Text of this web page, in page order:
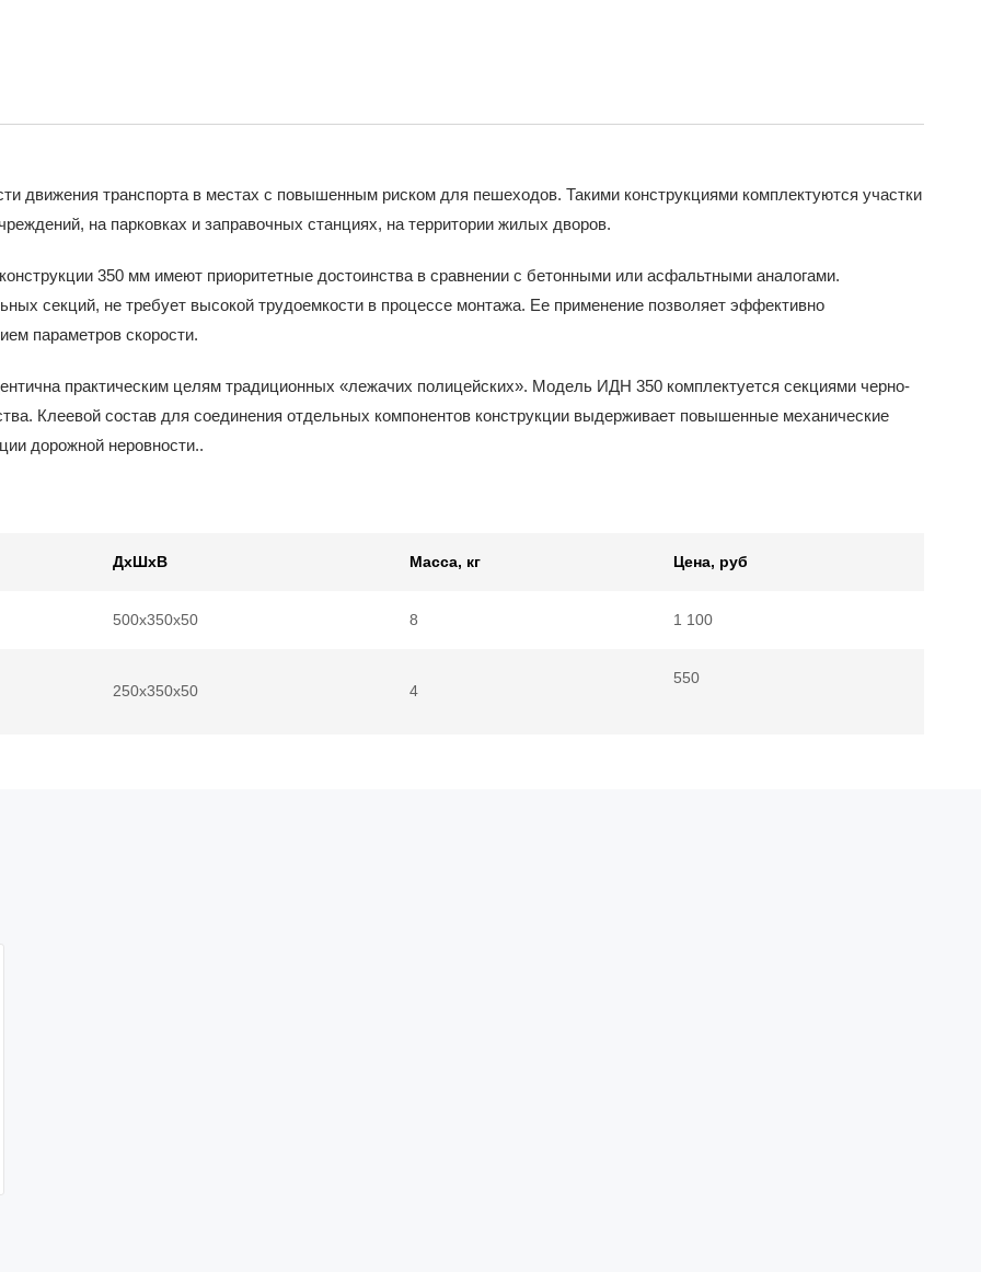
движения транспорта в местах с повышенным риском для пешеходов. Такими конструкциями комплектуются участки
на парковках и заправочных станциях, на территории жилых дворов.
350 мм имеют приоритетные достоинства в сравнении с бетонными или асфальтными аналогами.
секций, не требует высокой трудоемкости в процессе монтажа. Ее применение позволяет эффективно
параметров скорости.
практическим целям традиционных «лежачих полицейских». Модель ИДН 350 комплектуется секциями черно-
Клеевой состав для соединения отдельных компонентов конструкции выдерживает повышенные механические
дорожной неровности..
ДхШхВ Масса, кг Цена, руб
500х350х50 8 1 100
250х350х50 4
550